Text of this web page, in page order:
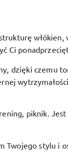
włókien,
Ci
dzięki czemu
piknik.
Twojego stylu i